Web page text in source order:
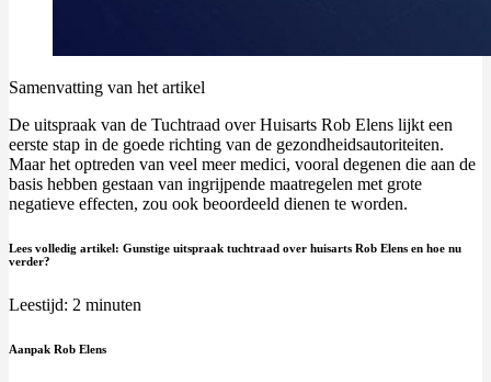
Samenvatting van het artikel
De uitspraak van de Tuchtraad over Huisarts Rob Elens lijkt een
eerste stap in de goede richting van de gezondheidsautoriteiten.
Maar het optreden van veel meer medici, vooral degenen die aan de
basis hebben gestaan van ingrijpende maatregelen met grote
negatieve effecten, zou ook beoordeeld dienen te worden.
Lees volledig artikel: Gunstige uitspraak tuchtraad over huisarts Rob Elens en hoe nu
verder?
Leestijd: 2 minuten
Aanpak Rob Elens